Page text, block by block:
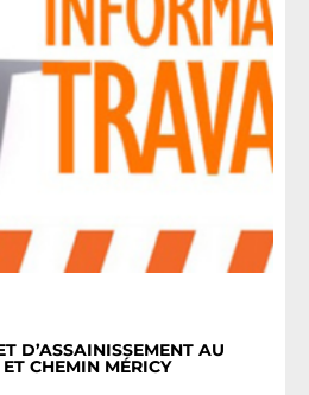
D’ASSAINISSEMENT AU
CHEMIN MÉRICY